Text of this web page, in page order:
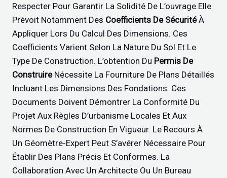
Respecter Pour Garantir La Solidité De L’ouvrage.Elle
Prévoit Notamment Des Coefficients De SécuritéÀ
Appliquer Lors Du Calcul Des Dimensions. Ces
Coefficients Varient Selon La Nature Du Sol Et Le
Type De Construction. L’obtention Du Permis De
ConstruireNécessite La Fourniture De Plans Détaillés
Incluant Les Dimensions Des Fondations. Ces
Documents Doivent Démontrer La Conformité Du
Projet Aux Règles D’urbanisme Locales Et Aux
Normes De Construction En Vigueur. Le Recours À
Un Géomètre-Expert Peut S’avérer Nécessaire Pour
Établir Des Plans Précis Et Conformes. La
Collaboration Avec Un Architecte Ou Un Bureau